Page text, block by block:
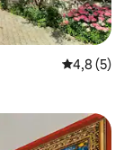
Średnia
4,8 (5)